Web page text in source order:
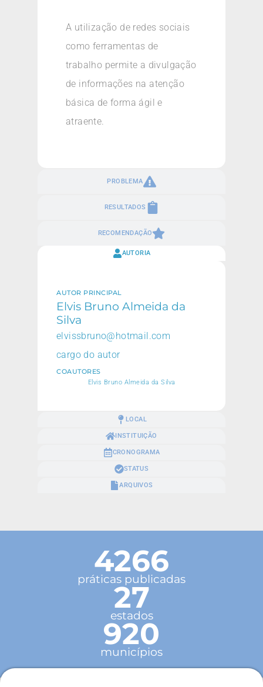
PROBLEMA
RESULTADOS
RECOMENDAÇÃO
A utilização de redes sociais
como ferramentas de
trabalho permite a divulgação
de informações na atenção
básica de forma ágil e
atraente.
AUTORIA
LOCAL
INSTITUIÇÃO
CRONOGRAMA
STATUS
ARQUIVOS
AUTOR PRINCIPAL
Elvis Bruno Almeida da
Silva
elvissbruno@hotmail.com
cargo do autor
COAUTORES
Elvis Bruno Almeida da Silva
4266
práticas publicadas
27
estados
920
municípios